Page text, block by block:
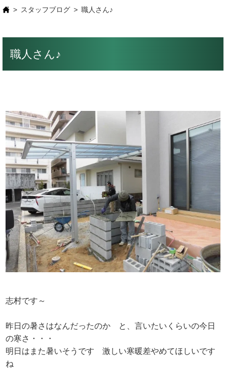
スタッフブログ 職人さん♪
職人さん♪
志村です～
昨日の暑さはなんだったのか と、言いたいくらいの今日
の寒さ・・・
明日はまた暑いそうです 激しい寒暖差やめてほしいです
ね